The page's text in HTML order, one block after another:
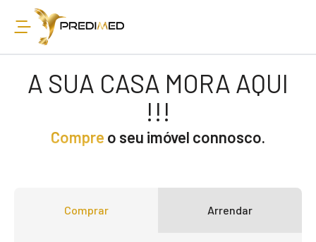
A SUA CASA MORA AQUI
!!!
Compre o seu imóvel connosco.
Comprar Arrendar